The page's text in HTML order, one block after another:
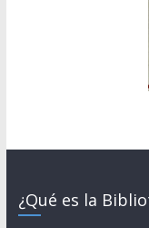
¿Qué es la